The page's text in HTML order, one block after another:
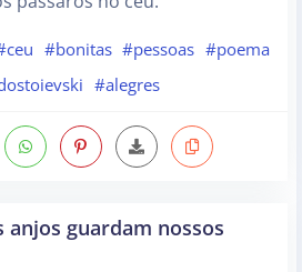
#bonitas #pessoas #poema
#alegres
anjos guardam nossos